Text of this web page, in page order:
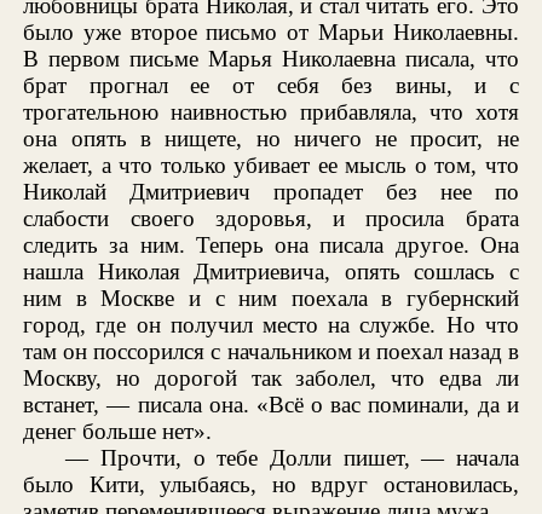
любовницы брата Николая, и стал читать его. Это
было уже второе письмо от Марьи Николаевны.
В первом письме Марья Николаевна писала, что
брат прогнал ее от себя без вины, и с
трогательною наивностью прибавляла, что хотя
она опять в нищете, но ничего не просит, не
желает, а что только убивает ее мысль о том, что
Николай Дмитриевич пропадет без нее по
слабости своего здоровья, и просила брата
следить за ним. Теперь она писала другое. Она
нашла Николая Дмитриевича, опять сошлась с
ним в Москве и с ним поехала в губернский
город, где он получил место на службе. Но что
там он поссорился с начальником и поехал назад в
Москву, но дорогой так заболел, что едва ли
встанет, — писала она. «Всё о вас поминали, да и
денег больше нет».
— Прочти, о тебе Долли пишет, — начала
было Кити, улыбаясь, но вдруг остановилась,